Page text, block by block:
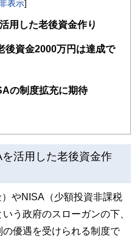
プランニングを行うための総括的な
ど多数の実績があり、定評を受けて
表示]
用した老後資金作り
後資金2000万円は達成で
の制度拡充に期待
活用した老後資金作
やNISA（少額投資非課税
う政府のスローガンの下、
優遇を受けられる制度で